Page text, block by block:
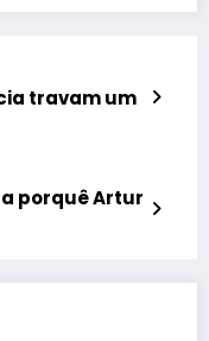
travam um
porquê Artur